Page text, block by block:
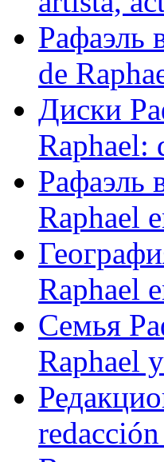
Рафаэль
de
Диски
Raphael:
Рафаэль
Raphael
Raphael
Семья
Raphael